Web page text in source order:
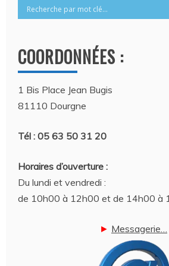
COORDONNÉES :
1 Bis Place Jean Bugis
81110 Dourgne
Tél : 05 63 50 31 20
Horaires d’ouverture :
Du lundi et vendredi :
de 10h00 à 12h00 et de 14h00 à
► Messagerie…